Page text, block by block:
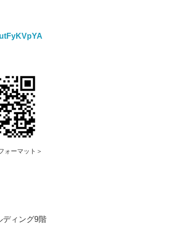
ォーマット＞
ルディング9階